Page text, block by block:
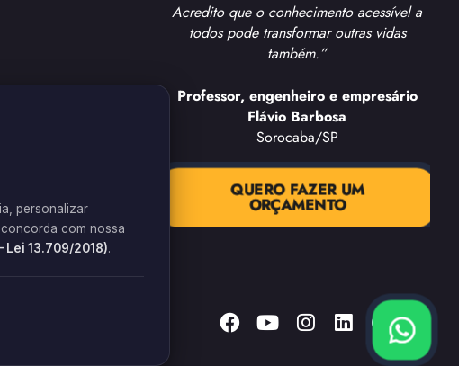
Acredito que o conhecimento acessível a
todos pode transformar outras vidas
também.”
Professor, engenheiro e empresário
Flávio Barbosa
Sorocaba/SP
QUERO FAZER UM
ORÇAMENTO
personalizar
com nossa
Lei 13.709/2018).